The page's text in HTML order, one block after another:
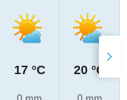
17 °C 20 °C